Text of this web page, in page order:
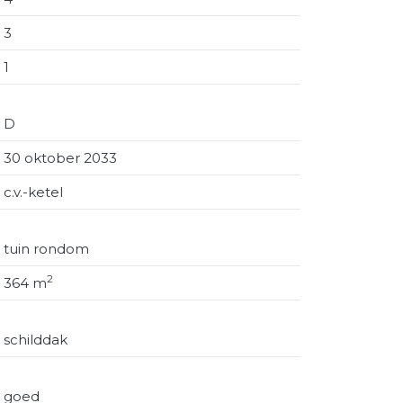
(2025)
keuken, 3 slaapkamers, badkamer,
3
1
D
30 oktober 2033
c.v.-ketel
tuin rondom
364 m2
schilddak
goed